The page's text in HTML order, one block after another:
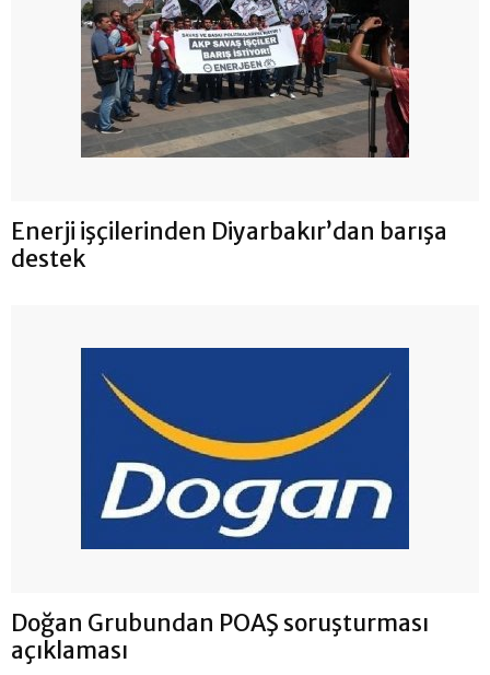
Enerji işçilerinden Diyarbakır’dan barışa
destek
Doğan Grubundan POAŞ soruşturması
açıklaması